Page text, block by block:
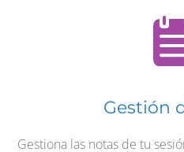
Gestión
Gestiona las notas de tu